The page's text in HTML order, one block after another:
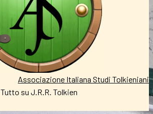
Associazione Italiana Studi Tolkieniani
Tutto su J.R.R. Tolkien